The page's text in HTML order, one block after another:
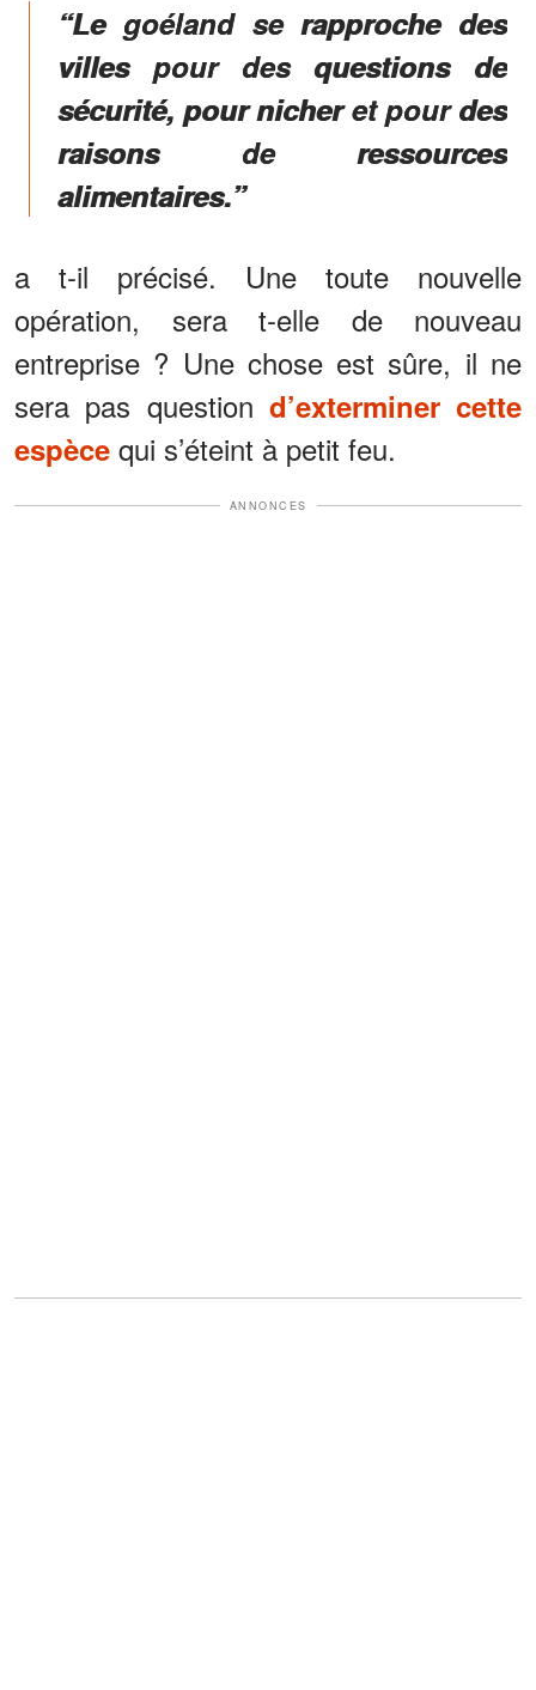
“Le goéland se rapproche des
villes pour des questions de
sécurité, pour nicher et pour des
raisons de ressources
alimentaires.”
a t-il précisé. Une toute nouvelle
opération, sera t-elle de nouveau
entreprise ? Une chose est sûre, il ne
sera pas question d’exterminer cette
espèce qui s’éteint à petit feu.
ANNONCES